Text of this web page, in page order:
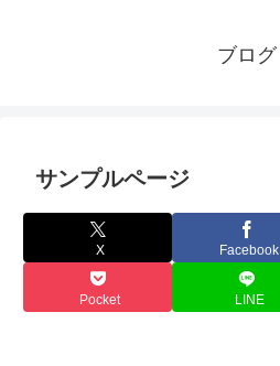
ブログ
サンプルページ
X Facebook
Pocket LINE